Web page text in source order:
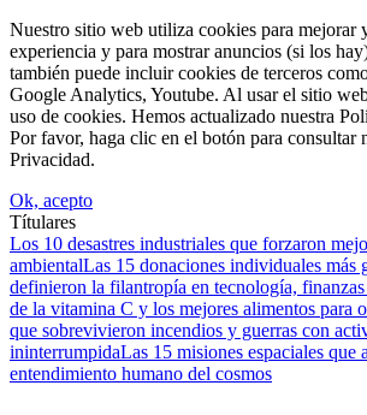
Nuestro sitio web utiliza cookies para mejorar
experiencia y para mostrar anuncios (si los
también puede incluir cookies de terceros
Google Analytics, Youtube. Al usar el sitio
uso de cookies. Hemos actualizado nuestra
Por favor, haga clic en el botón para consultar
Privacidad.
Ok, acepto
Títulares
Los 10 desastres industriales que forzaron
ambientalLas 15 donaciones individuales más
definieron la filantropía en tecnología,
de la vitamina C y los mejores alimentos para
que sobrevivieron incendios y guerras con
ininterrumpidaLas 15 misiones espaciales que
entendimiento humano del cosmos